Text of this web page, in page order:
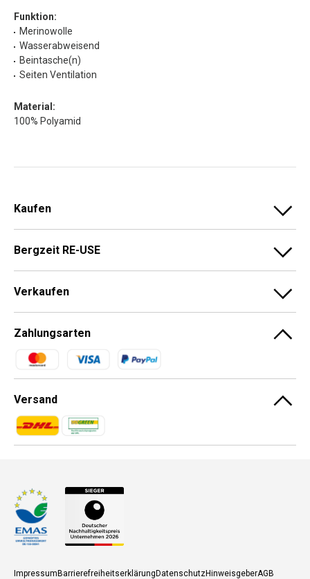
Funktion:
Merinowolle
Wasserabweisend
Beintasche(n)
Seiten Ventilation
Material:
100% Polyamid
Kaufen
Bergzeit RE-USE
Verkaufen
Zahlungsarten
Zahlungsmethoden
Versand
Zahlungsmethoden
Zahlungsmethoden
ImpressumBarrierefreiheitserklärungDatenschutzHinweisgeberAGB